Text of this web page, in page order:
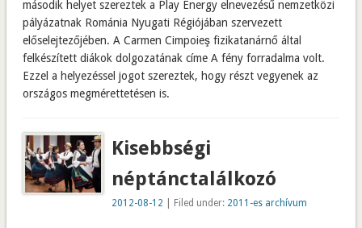
második helyet szereztek a Play Energy elnevezésű nemzetközi
pályázatnak Románia Nyugati Régiójában szervezett
előselejtezőjében. A Carmen Cimpoieş fizikatanárnő által
felkészített diákok dolgozatának címe A fény forradalma volt.
Ezzel a helyezéssel jogot szereztek, hogy részt vegyenek az
országos megmérettetésen is.
Kisebbségi
néptánctalálkozó
2012-08-12 | Filed under: 2011-es archívum